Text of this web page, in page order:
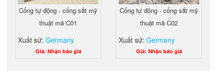
Cổng tự động - cổng sắt mỹ
thuật mã C01
Xuất sứ: Germany
Giá: Nhận báo giá
Cổng tự động - cổng sắt mỹ
thuật mã C02
Xuất sứ: Germany
Giá: Nhận báo giá